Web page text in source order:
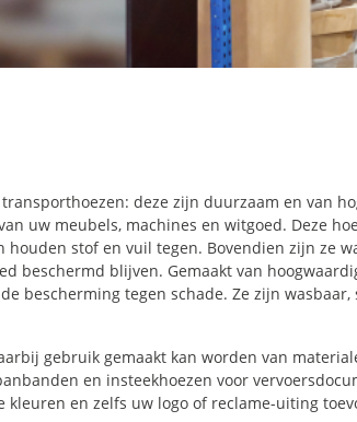
transporthoezen: deze zijn duurzaam en van
uw meubels, machines en witgoed. Deze
houden stof en vuil tegen. Bovendien zijn ze
beschermd blijven. Gemaakt van
bescherming tegen schade. Ze zijn wasbaar,
gebruik gemaakt kan worden van
en insteekhoezen voor
en zelfs uw logo of reclame-uiting
12-30 - 6012
Stakker roll cradle
€ 2,56